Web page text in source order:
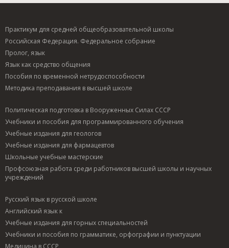
Практикум для средней общеобразовательной школы
Российская Федерация. Федеральное собрание
Пролог, язык
Язык как средство общения
Пособия по временной нетрудоспособности
Методика преподавания в высшей школе
Политическая подготовка в Вооруженных Силах СССР
Учебники и пособия для программированного обучения
Учебные издания для геологов
Учебные издания для фармацевтов
Школьные учебные мастерские
Профсоюзная работа среди работников высшей школы и научных
учреждений
Русский язык в русской школе
Английский язык к
Учебные издания для горных специальностей
Учебники и пособия по грамматике, орфографии и пунктуации
Медицина в СССР